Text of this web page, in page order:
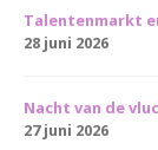
Talentenmarkt
28 juni 2026
Nacht van de
27 juni 2026